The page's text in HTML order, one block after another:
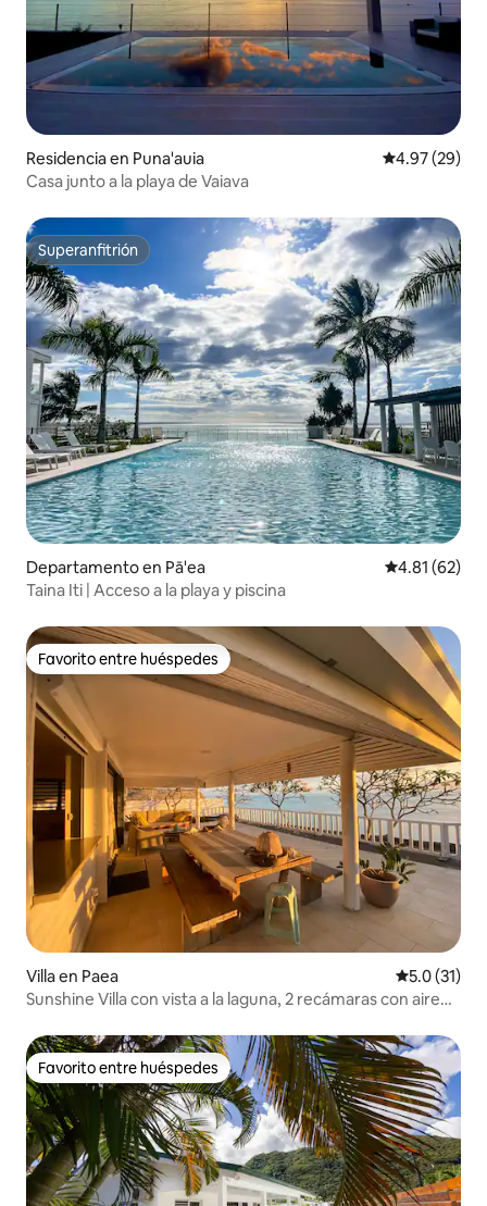
Residencia en Puna'auia Calificación
4.97 (29)
Casa junto a la playa de Vaiava
Superanfitrión
Superanfitrión
Departamento en Pā'ea Calificación
4.81 (62)
Taina Iti | Acceso a la playa y piscina
Favorito entre huéspedes
Favorito entre huéspedes
Villa en Paea Calificación
5.0 (31)
Sunshine Villa con vista a la laguna, 2 recámaras con aire
Favorito entre huéspedes
Favorito entre huéspedes